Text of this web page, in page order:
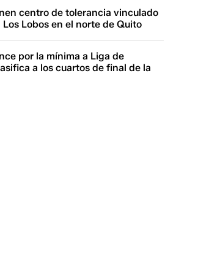
centro de tolerancia vinculado
Lobos en el norte de Quito
por la mínima a Liga de
a los cuartos de final de la